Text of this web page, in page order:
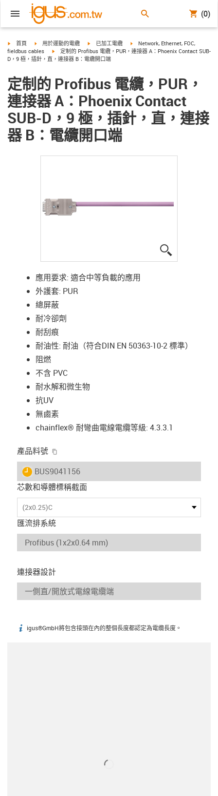
(0)
igus-icon-arrow-right
首頁 igus-icon-arrow-right
用於運動的電纜 igus-icon-arrow-right
已加工電纜 igus-icon-arrow-right
Network, Ethernet, FOC,
fieldbus cables
igus-icon-arrow-right
定制的 Profibus 電纜，PUR，連接器 A：Phoenix Contact SUB-
D，9 極，插針，直，連接器 B：電纜開口端
定制的 Profibus 電纜，PUR，
連接器 A：Phoenix Contact
SUB-D，9 極，插針，直，連接
器 B：電纜開口端
應用要求: 適合中等負載的應用
外護套: PUR
總屏蔽
耐冷卻劑
耐刮痕
耐油性: 耐油（符合DIN EN 50363-10-2 標準）
阻燃
不含 PVC
耐水解和微生物
抗UV
無鹵素
chainflex® 耐彎曲電線電纜等級: 4.3.3.1
產品料號
igus-icon-lieferzeit
BUS9041156
芯數和導體標稱截面
(2x0.25)C
匯流排系統
連接器設計
igus-icon-info
igus®GmbH將包含接頭在內的整個長度都認定為電纜長度。